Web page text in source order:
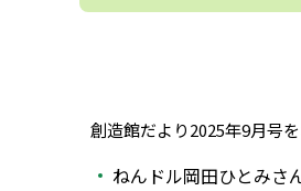
創造館だより2025年9月号
ねんドル岡田ひとみさ